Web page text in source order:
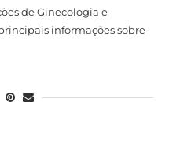
de Ginecologia e
informações sobre